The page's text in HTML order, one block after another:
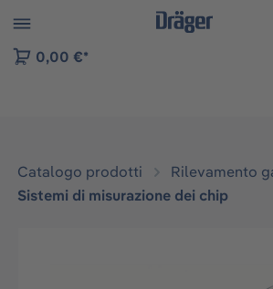
Skip to B2B platform navigation
0,00 €*
Catalogo prodotti
Rilevamento
Sistemi di misurazione dei chip